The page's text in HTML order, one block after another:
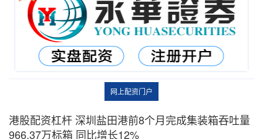
网上配资门户
港股配资杠杆 深圳盐田港前8个月完成集装箱吞吐量
966.37万标箱 同比增长12%